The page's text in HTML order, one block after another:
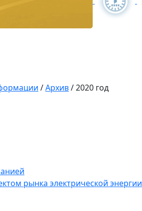
/Архив/2020 год
рынка электрической энергии